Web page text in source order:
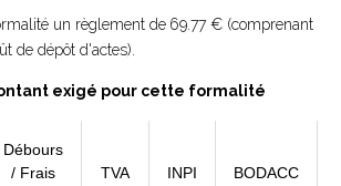
un règlement de 69.77 € (comprenant
de dépôt d'actes).
exigé pour cette formalité
Débours
/ Frais
TVA INPI BODACC